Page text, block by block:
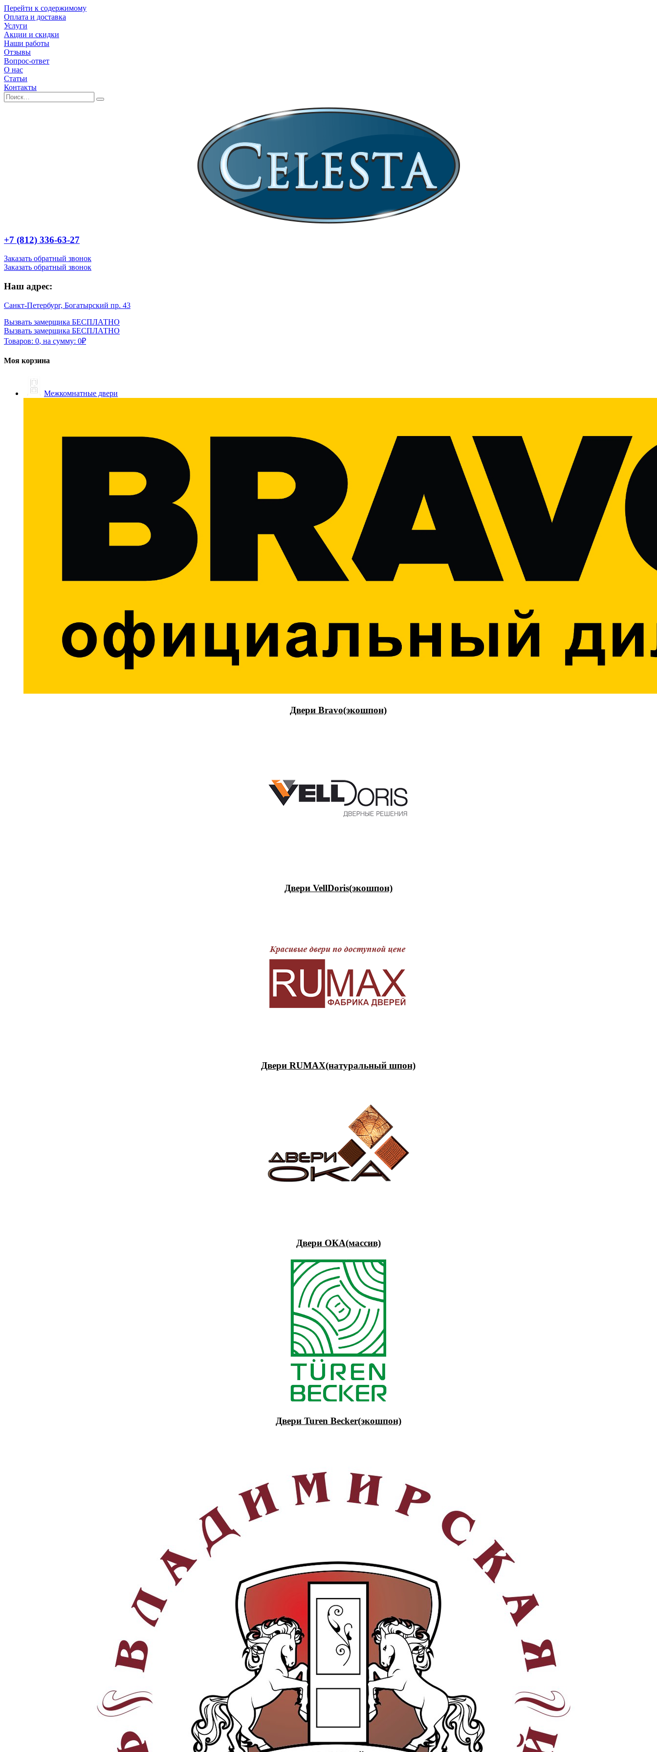
Перейти к содержимому
Оплата и доставка
Услуги
Акции и скидки
Наши работы
Отзывы
Вопрос-ответ
О нас
Статьи
Контакты
+7 (812) 336-63-27
Заказать обратный звонок
Заказать обратный звонок
Наш адрес:
Санкт-Петербург, Богатырский пр. 43
Вызвать замерщика БЕСПЛАТНО
Вызвать замерщика БЕСПЛАТНО
Товаров: 0, на сумму: 0₽
Моя корзина
Межкомнатные двери
Двери Bravo(экошпон)
Двери VellDoris(экошпон)
Двери RUMAX(натуральный шпон)
Двери ОКА(массив)
Двери Turen Becker(экошпон)